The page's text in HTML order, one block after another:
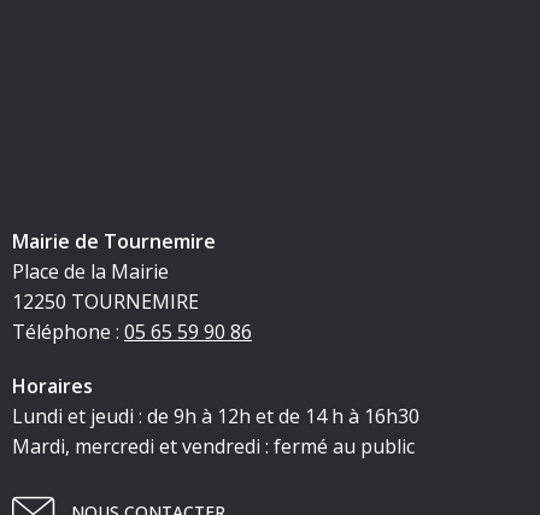
Mairie de Tournemire
Place de la Mairie
12250 TOURNEMIRE
Téléphone : 05 65 59 90 86
Horaires
Lundi et jeudi : de 9h à 12h et de 14 h à 16h30
Mardi, mercredi et vendredi : fermé au public